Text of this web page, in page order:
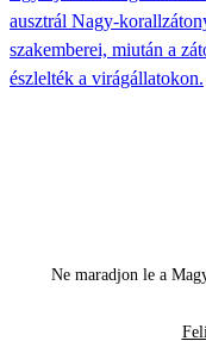
ausztrál Nagy-
szakemberei, miután a
észlelték a virágállatokon.
Ne maradjon le a